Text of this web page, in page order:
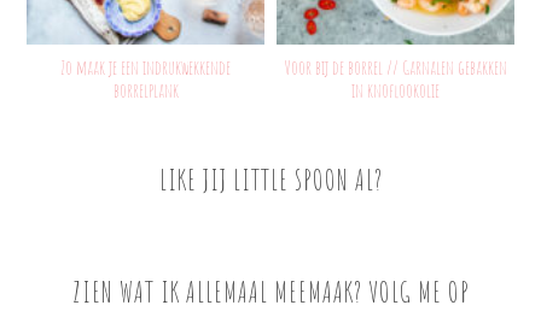
Zo maak je een indrukwekkende
borrelplank
Voor bij de borrel // Garnalen gebakken
in knoflookolie
LIKE JIJ LITTLE SPOON AL?
ZIEN WAT IK ALLEMAAL MEEMAAK? VOLG ME OP